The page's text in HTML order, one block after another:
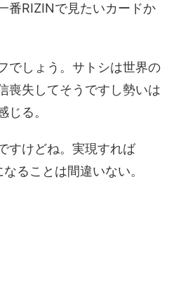
番RIZINで見たいカードか
でしょう。サトシは世界の
喪失してそうですし勢いは
じる。
すけどね。実現すれば
ることは間違いない。